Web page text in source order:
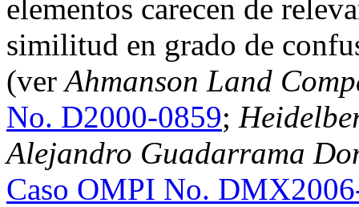
elementos carecen de
similitud en grado de
(verAhmanson Land
No. D2000-0859;
Alejandro Guadarrama
Caso OMPI No.